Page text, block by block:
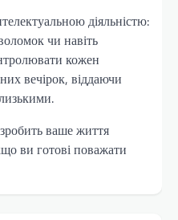
діяльністю:
чи навіть
кожен
вечірок, віддаючи
ваше життя
ви готові поважати